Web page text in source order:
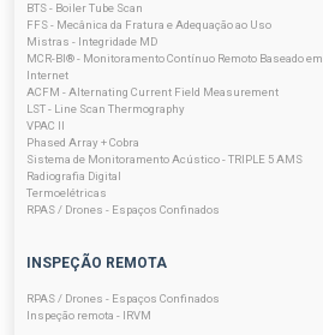
BTS - Boiler Tube Scan
FFS - Mecânica da Fratura e Adequação ao Uso
Mistras - Integridade MD
MCR-BI® - Monitoramento Contínuo Remoto Baseado em
Internet
ACFM - Alternating Current Field Measurement
LST - Line Scan Thermography
VPAC II
Phased Array + Cobra
Sistema de Monitoramento Acústico - TRIPLE 5 AMS
Radiografia Digital
Termoelétricas
RPAS / Drones - Espaços Confinados
INSPEÇÃO REMOTA
RPAS / Drones - Espaços Confinados
Inspeção remota - IRVM